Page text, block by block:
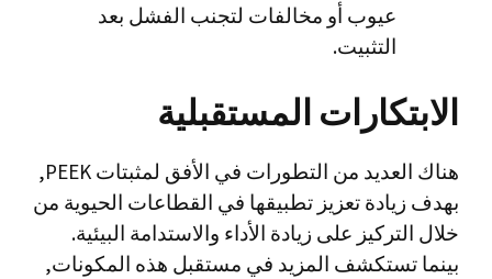
عيوب أو مخالفات لتجنب الفشل بعد
التثبيت.
الابتكارات المستقبلية
هناك العديد من التطورات في الأفق لمثبتات PEEK,
بهدف زيادة تعزيز تطبيقها في القطاعات الحيوية من
خلال التركيز على زيادة الأداء والاستدامة البيئية.
بينما تستكشف المزيد في مستقبل هذه المكونات,